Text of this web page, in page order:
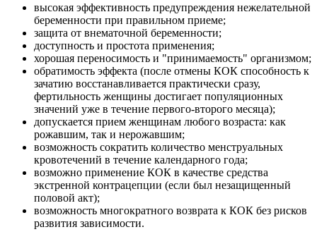
высокая эффективность предупреждения нежелательной
беременности при правильном приеме;
защита от внематочной беременности;
доступность и простота применения;
хорошая переносимость и "принимаемость" организмом;
обратимость эффекта (после отмены КОК способность к
зачатию восстанавливается практически сразу,
фертильность женщины достигает популяционных
значений уже в течение первого-второго месяца);
допускается прием женщинам любого возраста: как
рожавшим, так и нерожавшим;
возможность сократить количество менструальных
кровотечений в течение календарного года;
возможно применение КОК в качестве средства
экстренной контрацепции (если был незащищенный
половой акт);
возможность многократного возврата к КОК без рисков
развития зависимости.